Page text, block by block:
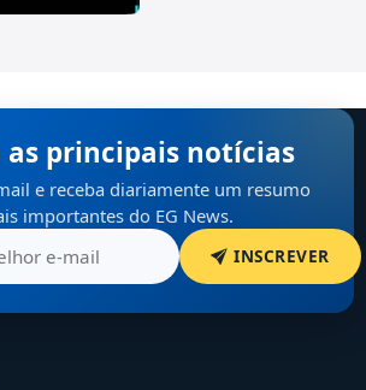
as principais notícias
e receba diariamente um resumo
importantes do EG News.
INSCREVER